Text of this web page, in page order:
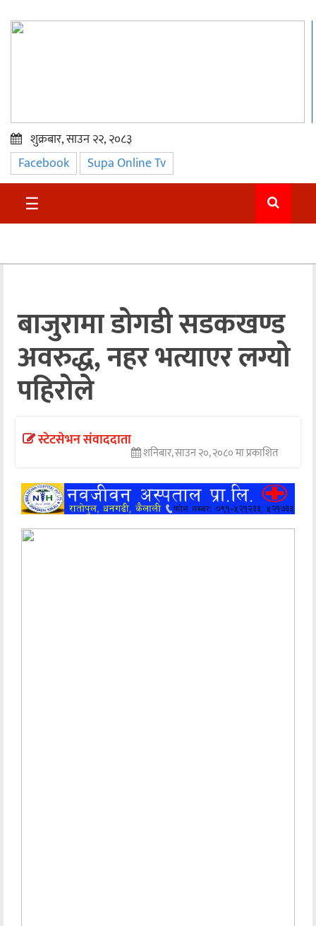
प्रमुख
समाचार
सुदुर
अन्तराष्ट्रिय
अन्तर्वार्ता
अर्थ
खेलकुद
मनोरञ्जन
शुक्रबार, साउन २२, २०८३
Facebook Supa Online Tv
☰
बाजुरामा डोगडी सडकखण्ड
अवरुद्ध, नहर भत्याएर लग्यो
पहिरोले
स्टेटसेभन संवाददाता
शनिबार, साउन २०, २०८० मा प्रकाशित